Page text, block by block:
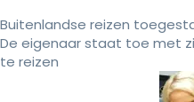
Buitenlandse reizen
De eigenaar staat toe met
te reizen